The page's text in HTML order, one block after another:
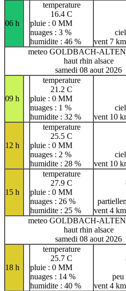
06 h
temperature
16.4 C
pluie : 0 MM
nuages : 3 %
humidite : 46 %
vent 7
meteo GOLDBACH-
haut rhin alsace
samedi 08 aout 2026
09 h
temperature
21.2 C
pluie : 0 MM
nuages : 1 %
humidite : 32 %
vent 10
12 h
temperature
25.5 C
pluie : 0 MM
nuages : 2 %
humidite : 28 %
vent 10
15 h
temperature
27.9 C
pluie : 0 MM
nuages : 26 %
humidite : 25 %
vent 4
meteo GOLDBACH-
haut rhin alsace
samedi 08 aout 2026
18 h
temperature
25.7 C
pluie : 0 MM
nuages : 14 %
humidite : 40 %
peu
vent 4